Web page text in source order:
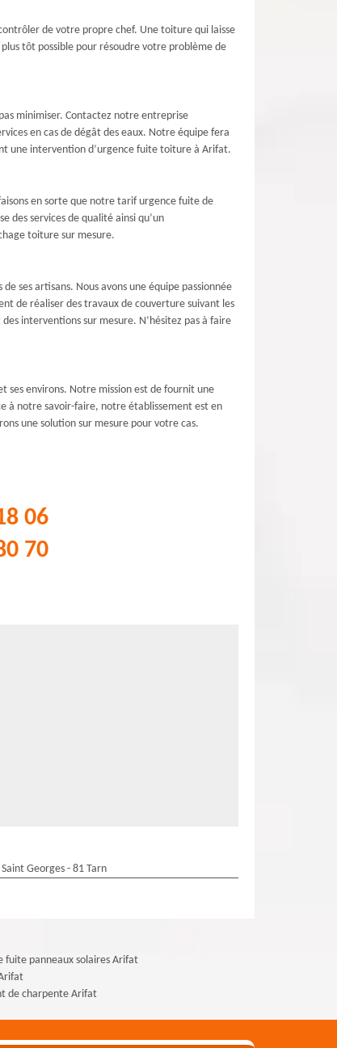
de votre propre chef. Une toiture qui laisse
tôt possible pour résoudre votre problème de
minimiser. Contactez notre entreprise
en cas de dégât des eaux. Notre équipe fera
une intervention d’urgence fuite toiture à Arifat.
en sorte que notre tarif urgence fuite de
des services de qualité ainsi qu’un
toiture sur mesure.
ses artisans. Nous avons une équipe passionnée
de réaliser des travaux de couverture suivant les
interventions sur mesure. N’hésitez pas à faire
environs. Notre mission est de fournit une
à notre savoir-faire, notre établissement est en
une solution sur mesure pour votre cas.
06
70
Georges - 81 Tarn
fuite panneaux solaires Arifat
de charpente Arifat